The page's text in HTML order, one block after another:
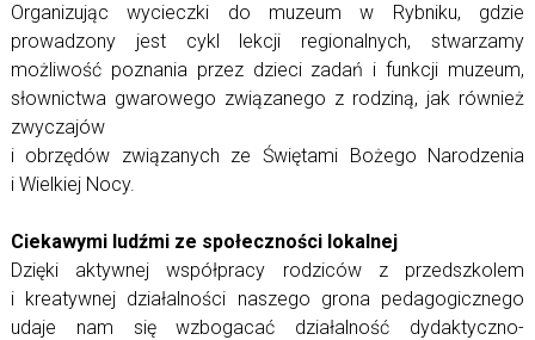
Organizując wycieczki do muzeum w Rybniku, gdzie
prowadzony jest cykl lekcji regionalnych, stwarzamy
możliwość poznania przez dzieci zadań i funkcji muzeum,
słownictwa gwarowego związanego z rodziną, jak również
zwyczajów
i obrzędów związanych ze Świętami Bożego Narodzenia
i Wielkiej Nocy.
Ciekawymi ludźmi ze społeczności lokalnej
Dzięki aktywnej współpracy rodziców z przedszkolem
i kreatywnej działalności naszego grona pedagogicznego
udaje nam się wzbogacać działalność dydaktyczno-